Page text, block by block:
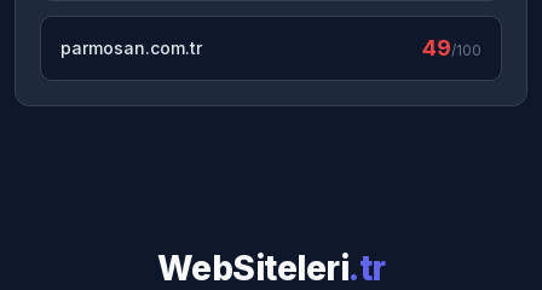
parmosan.com.tr 49/100
WebSiteleri.tr